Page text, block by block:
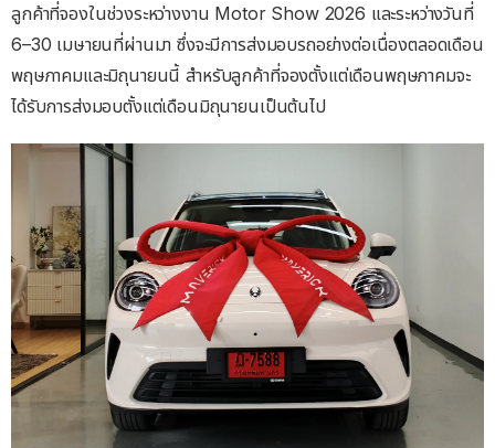
ลูกค้าที่จองในช่วงระหว่างงาน Motor Show 2026 และระหว่างวันที่
6–30 เมษายนที่ผ่านมา ซึ่งจะมีการส่งมอบรถอย่างต่อเนื่องตลอดเดือน
พฤษภาคมและมิถุนายนนี้ สำหรับลูกค้าที่จองตั้งแต่เดือนพฤษภาคมจะ
ได้รับการส่งมอบตั้งแต่เดือนมิถุนายนเป็นต้นไป